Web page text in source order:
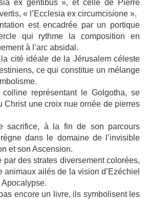
ex gentibus », et celle de Pierre
« l’Ecclesia ex circumcisione ».
est encadrée par un portique
qui rythme la composition en
à l’arc absidal.
cité idéale de la Jérusalem céleste
ce qui constitue un mélange
représentant le Golgotha, se
Christ une croix nue ornée de pierres
sacrifice, à la fin de son parcours
dans le domaine de l’invisible
et son Ascension.
par des strates diversement colorées,
animaux ailés de la vision d’Ezéchiel
encore un livre, ils symbolisent les